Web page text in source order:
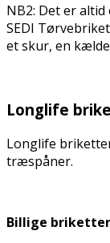
NB2: Det er
SEDI
et skur, en
Longlife
Longlife
træspåner.
Billige